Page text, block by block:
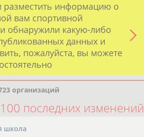
информацию о
вам спортивной
обнаружили какую-либо
данных и
пожалуйста, вы можете
организаций
100 последних изменений
школа